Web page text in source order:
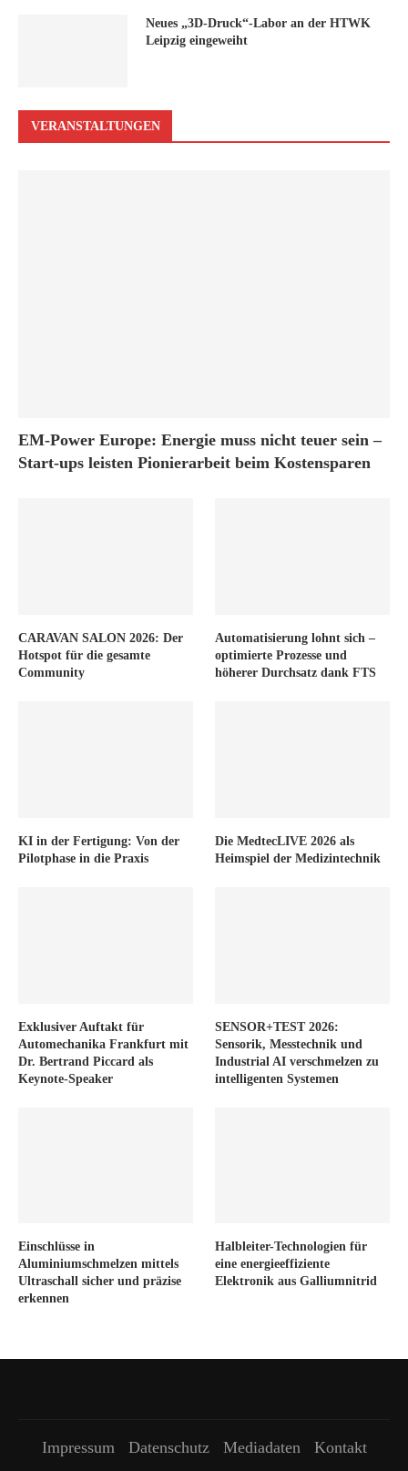
Neues „3D-Druck“-Labor an der HTWK
Leipzig eingeweiht
VERANSTALTUNGEN
EM-Power Europe: Energie muss nicht teuer sein –
Start-ups leisten Pionierarbeit beim Kostensparen
CARAVAN SALON 2026: Der
Hotspot für die gesamte
Community
Automatisierung lohnt sich –
optimierte Prozesse und
höherer Durchsatz dank FTS
KI in der Fertigung: Von der
Pilotphase in die Praxis
Die MedtecLIVE 2026 als
Heimspiel der Medizintechnik
Exklusiver Auftakt für
Automechanika Frankfurt mit
Dr. Bertrand Piccard als
Keynote-Speaker
SENSOR+TEST 2026:
Sensorik, Messtechnik und
Industrial AI verschmelzen zu
intelligenten Systemen
Einschlüsse in
Aluminiumschmelzen mittels
Ultraschall sicher und präzise
erkennen
Halbleiter-Technologien für
eine energieeffiziente
Elektronik aus Galliumnitrid
Impressum Datenschutz Mediadaten Kontakt